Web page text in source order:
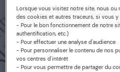
21/11/
Lorsque vous visitez notre site, nous
des cookies et autres traceurs, si vous y
- Pour le bon fonctionnement de notre
authentification, etc.)
- Pour effectuer une analyse d'audience
- Pour personnaliser le contenu de nos
vos centres d'intérêt
- Pour vous permettre de partager du